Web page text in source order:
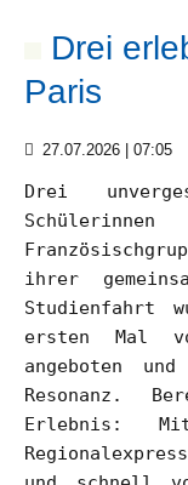
Informatik
&
Kooperation
mit
dem
Schwarzwald-
Schönbuch
AGs
Drei
Paris
27.07.2026 | 07:05
Drei
ihrer
Studienfahrt
ersten Mal
angeboten
Resonanz.
Erlebnis: